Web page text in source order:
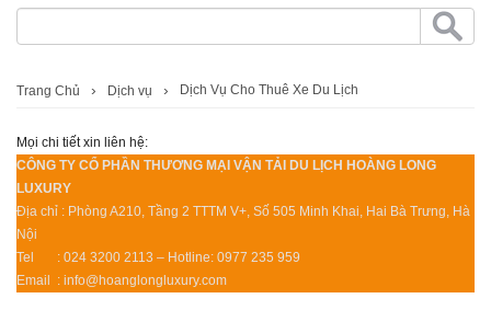
Trang Chủ Dịch vụ Dịch Vụ Cho Thuê Xe Du Lịch
Mọi chi tiết xin liên hệ:
CÔNG TY CỔ PHẦN THƯƠNG MẠI VẬN TẢI DU LỊCH HOÀNG LONG
LUXURY
Địa chỉ : Phòng A210, Tầng 2 TTTM V+, Số 505 Minh Khai, Hai Bà Trưng, Hà
Nội
Tel : 024 3200 2113 – Hotline: 0977 235 959
Email : info@hoanglongluxury.com